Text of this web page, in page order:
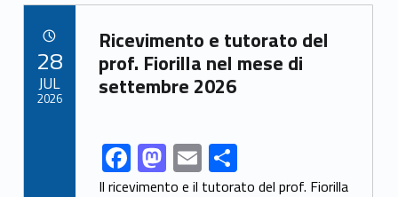
Link identifier archive #link-archive-51477
Ricevimento e tutorato del
prof. Fiorilla nel mese di
settembre 2026
Link identifier share facebook archive #share-link-archive-70611F
ac
M
as
E
m
S
h
Il ricevimento e il tutorato del prof. Fiorilla
28
JUL
2026